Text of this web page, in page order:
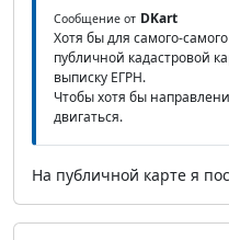
Сообщение от DKart
Хотя бы для самого-
публичной кадастровой
выписку ЕГРН.
Чтобы хотя бы
двигаться.
На публичной карте я